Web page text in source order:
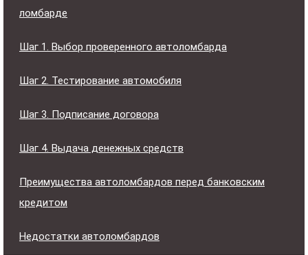
ломбарде
Шаг 1. Выбор проверенного автоломбарда
Шаг 2. Тестирование автомобиля
Шаг 3. Подписание договора
Шаг 4. Выдача денежных средств
Преимущества автоломбардов перед банковским
кредитом
Недостатки автоломбардов